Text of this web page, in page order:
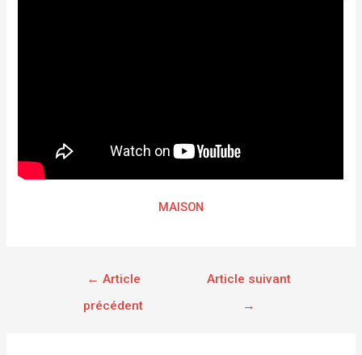
MAISON
← Article
précédent
Article suivant
→